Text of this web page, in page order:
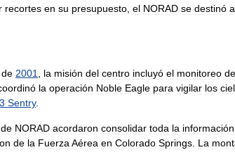
recortes en su presupuesto el NORAD se destinó a
de 2001 la misión del centro incluyó el monitoreo de
la operación Noble Eagle para vigilar los
3 Sentry.
de NORAD acordaron consolidar toda la información
de la Fuerza Aérea en Colorado Springs La